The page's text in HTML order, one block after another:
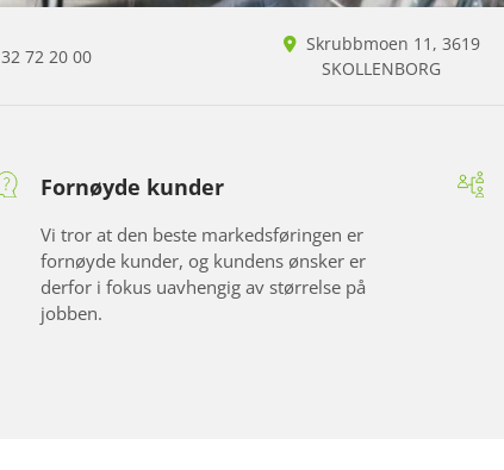
32 72 20 00
 Skrubbmoen 11, 3619
SKOLLENBORG
Fornøyde kunder
Vi tror at den beste markedsføringen er
fornøyde kunder, og kundens ønsker er
derfor i fokus uavhengig av størrelse på
jobben.